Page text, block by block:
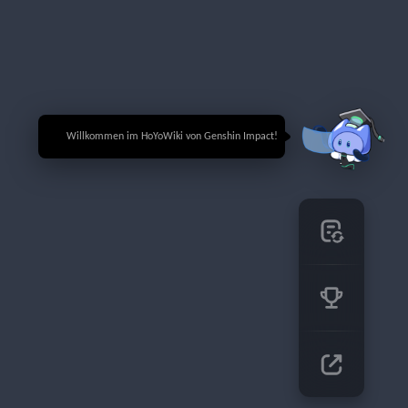
🎉 Willkommen im HoYoWiki von Genshin Impact!